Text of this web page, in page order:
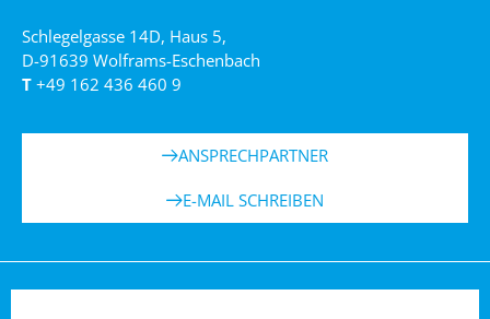
Schlegelgasse 14D, Haus 5,
D-91639 Wolframs-Eschenbach
T +49 162 436 460 9
ANSPRECHPARTNER
E-MAIL SCHREIBEN